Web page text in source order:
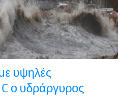
υψηλές
ο υδράργυρος